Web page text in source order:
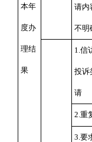
本年
度办
理结
果
请内
不明
1.信
投诉
请
2.重
3.要